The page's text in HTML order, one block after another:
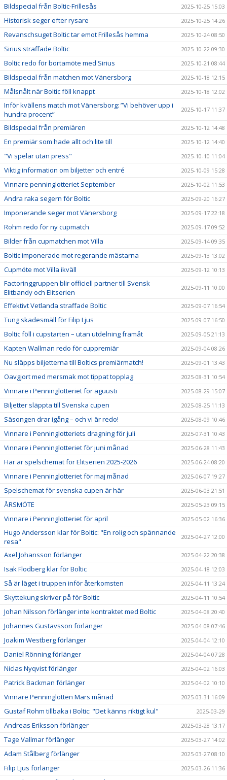
Bildspecial från Boltic-Frillesås 2025-10-25 15:03
Historisk seger efter rysare 2025-10-25 14:26
Revanschsuget Boltic tar emot Frillesås hemma 2025-10-24 08:50
Sirius straffade Boltic 2025-10-22 09:30
Boltic redo för bortamöte med Sirius 2025-10-21 08:44
Bildspecial från matchen mot Vänersborg 2025-10-18 12:15
Målsnålt när Boltic föll knappt 2025-10-18 12:02
Inför kvällens match mot Vänersborg: ”Vi behöver upp i
hundra procent”
2025-10-17 11:37
Bildspecial från premiären 2025-10-12 14:48
En premiär som hade allt och lite till 2025-10-12 14:40
"Vi spelar utan press" 2025-10-10 11:04
Viktig information om biljetter och entré 2025-10-09 15:28
Vinnare penninglotteriet September 2025-10-02 11:53
Andra raka segern för Boltic 2025-09-20 16:27
Imponerande seger mot Vänersborg 2025-09-17 22:18
Rohm redo för ny cupmatch 2025-09-17 09:52
Bilder från cupmatchen mot Villa 2025-09-14 09:35
Boltic imponerade mot regerande mästarna 2025-09-13 13:02
Cupmöte mot Villa ikväll 2025-09-12 10:13
Factoringgruppen blir officiell partner till Svensk
Elitbandy och Elitserien
2025-09-11 10:00
Effektivt Vetlanda straffade Boltic 2025-09-07 16:54
Tung skadesmäll för Filip Ljus 2025-09-07 16:50
Boltic föll i cupstarten – utan utdelning framåt 2025-09-05 21:13
Kapten Wallman redo för cuppremiär 2025-09-04 08:26
Nu släpps biljetterna till Boltics premiärmatch! 2025-09-01 13:43
Oavgjort med mersmak mot tippat topplag 2025-08-31 10:54
Vinnare i Penninglotteriet för aguusti 2025-08-29 15:07
Biljetter släppta till Svenska cupen 2025-08-25 11:13
Säsongen drar igång – och vi är redo! 2025-08-09 10:46
Vinnare i Penninglotteriets dragning för juli 2025-07-31 10:43
Vinnare i Penninglotteriet för juni månad 2025-06-28 11:43
Här är spelschemat för Elitserien 2025-2026 2025-06-24 08:20
Vinnare i Penninglotteriet för maj månad 2025-06-07 19:27
Spelschemat för svenska cupen är här 2025-06-03 21:51
ÅRSMÖTE 2025-05-23 09:15
Vinnare i Penninglotteriet för april 2025-05-02 16:36
Hugo Andersson klar för Boltic: "En rolig och spännande
resa"
2025-04-27 12:00
Axel Johansson förlänger 2025-04-22 20:38
Isak Flodberg klar för Boltic 2025-04-18 12:03
Så är läget i truppen inför återkomsten 2025-04-11 13:24
Skyttekung skriver på för Boltic 2025-04-11 10:54
Johan Nilsson förlänger inte kontraktet med Boltic 2025-04-08 20:40
Johannes Gustavsson förlänger 2025-04-08 07:46
Joakim Westberg förlänger 2025-04-04 12:10
Daniel Rönning förlänger 2025-04-04 07:28
Niclas Nyqvist förlänger 2025-04-02 16:03
Patrick Backman förlänger 2025-04-02 10:10
Vinnare Penninglotten Mars månad 2025-03-31 16:09
Gustaf Rohm tillbaka i Boltic: "Det känns riktigt kul" 2025-03-29
Andreas Eriksson förlänger 2025-03-28 13:17
Tage Vallmar förlänger 2025-03-27 14:02
Adam Stålberg förlänger 2025-03-27 08:10
Filip Ljus förlänger 2025-03-26 11:36